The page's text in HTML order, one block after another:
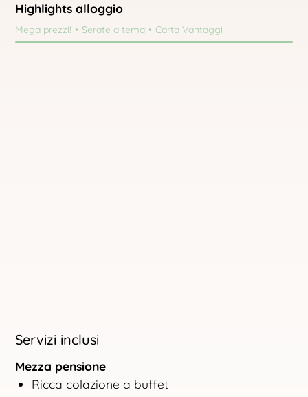
Highlights alloggio
Mega prezzi! Serate a tema Carta Vantaggi
Servizi inclusi
Mezza pensione
Ricca colazione a buffet